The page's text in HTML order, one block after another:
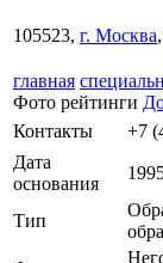
105523, г. Москва
главная
Фото рейтинги
Контакты
+7
Дата
основания
Тип